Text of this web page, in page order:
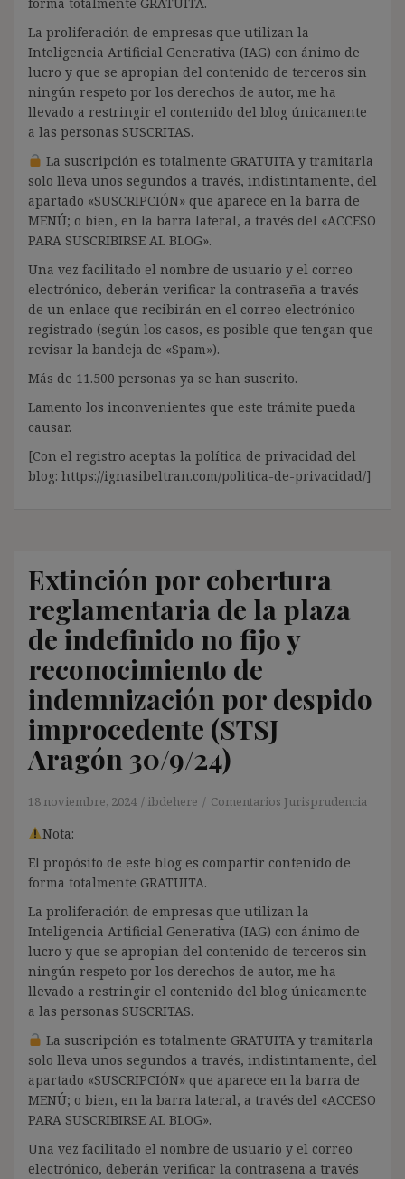
La proliferación de empresas que utilizan la
Inteligencia Artificial Generativa (IAG) con ánimo de
lucro y que se apropian del contenido de terceros sin
ningún respeto por los derechos de autor, me ha
llevado a restringir el contenido del blog únicamente
a las personas SUSCRITAS.
La suscripción es totalmente GRATUITA y tramitarla
solo lleva unos segundos a través, indistintamente, del
apartado «SUSCRIPCIÓN» que aparece en la barra de
MENÚ; o bien, en la barra lateral, a través del «ACCESO
PARA SUSCRIBIRSE AL BLOG».
Una vez facilitado el nombre de usuario y el correo
electrónico, deberán verificar la contraseña a través
de un enlace que recibirán en el correo electrónico
registrado (según los casos, es posible que tengan que
revisar la bandeja de «Spam»).
Más de 11.500 personas ya se han suscrito.
Lamento los inconvenientes que este trámite pueda
causar.
[Con el registro aceptas la política de privacidad del
blog: https://ignasibeltran.com/politica-de-privacidad/]
Extinción por cobertura
reglamentaria de la plaza
de indefinido no fijo y
reconocimiento de
indemnización por despido
improcedente (STSJ
Aragón 30/9/24)
18 noviembre, 2024 ibdehere Comentarios Jurisprudencia
Nota:
El propósito de este blog es compartir contenido de
forma totalmente GRATUITA.
La proliferación de empresas que utilizan la
Inteligencia Artificial Generativa (IAG) con ánimo de
lucro y que se apropian del contenido de terceros sin
ningún respeto por los derechos de autor, me ha
llevado a restringir el contenido del blog únicamente
a las personas SUSCRITAS.
La suscripción es totalmente GRATUITA y tramitarla
solo lleva unos segundos a través, indistintamente, del
apartado «SUSCRIPCIÓN» que aparece en la barra de
MENÚ; o bien, en la barra lateral, a través del «ACCESO
PARA SUSCRIBIRSE AL BLOG».
Una vez facilitado el nombre de usuario y el correo
electrónico, deberán verificar la contraseña a través